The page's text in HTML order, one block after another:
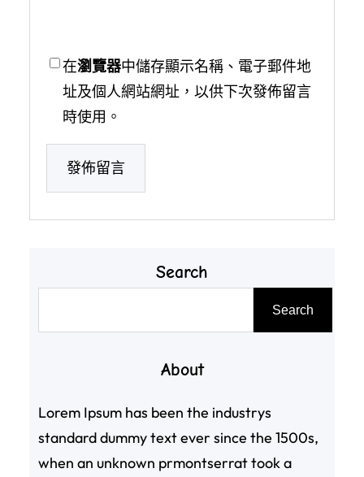
在瀏覽器中儲存顯示名稱、電子郵件地
址及個人網站網址，以供下次發佈留言
時使用。
Search
Search
About
Lorem Ipsum has been the industrys
standard dummy text ever since the 1500s,
when an unknown prmontserrat took a